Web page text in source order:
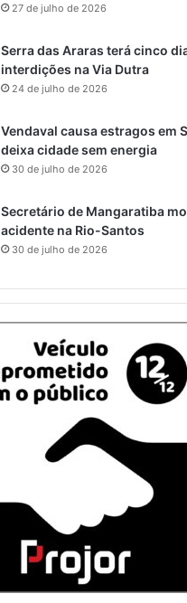
27 de julho de 2026
Serra das Araras terá cinco
interdições na Via Dutra
24 de julho de 2026
Vendaval causa estragos em
deixa cidade sem energia
30 de julho de 2026
Secretário de Mangaratiba
acidente na Rio-Santos
30 de julho de 2026